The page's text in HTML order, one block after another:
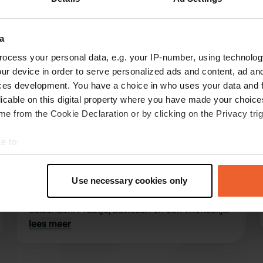
your personal data, e.g. your IP-number, using
device in order to serve personalized ads and content, ad
development. You have a choice in who uses your data and
on this digital property where you have made your
from the Cookie Declaration or by clicking on the Privacy
to:
geographical location which can be accurate to within
personal data is processed and set your preferences in the
content and ads, to provide social media features and to
our site with our social media, advertising and analytics
Use necessary cookies only
de reviews
Snoebelbus
Net terug van de Landingshoeve. Wat een
mooie, rustige camperplaats. Lekker in het
groen. Sanitaire voorzieningen om door een
ringetje te halen. Eigenaar is er een uit
duizenden. Praatje, adviezen en een vriendelijk
woord. Zeker zullen we hier nog eens landen ;-).
lees meer